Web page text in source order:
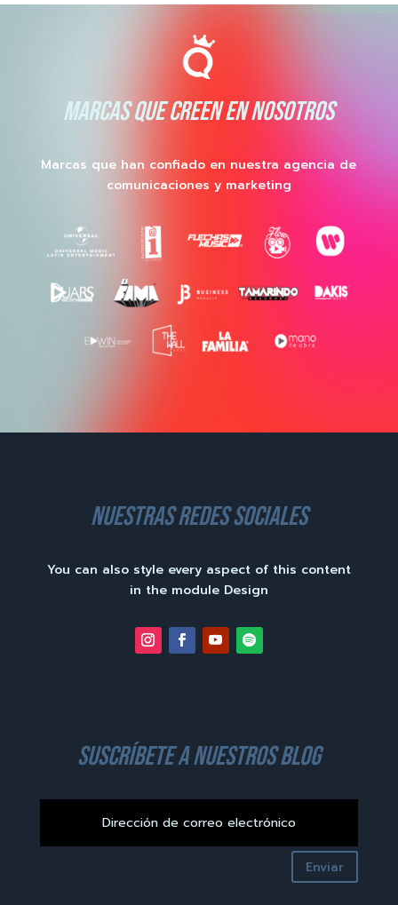
MARCAS QUE CREEN EN NOSOTROS
Marcas que han confiado en nuestra agencia de
comunicaciones y marketing
nuestras redes sociales
You can also style every aspect of this content
in the module Design
suscríbete a nuestros blog
Enviar